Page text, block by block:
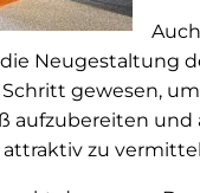
Neugestaltung
gewesen,
aufzubereiten
attraktiv zu